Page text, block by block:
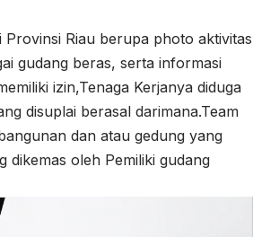
Riau berupa photo aktivitas
gudang beras, serta informasi
izin,Tenaga Kerjanya diduga
disuplai berasal darimana.Team
dan atau gedung yang
dikemas oleh Pemiliki gudang